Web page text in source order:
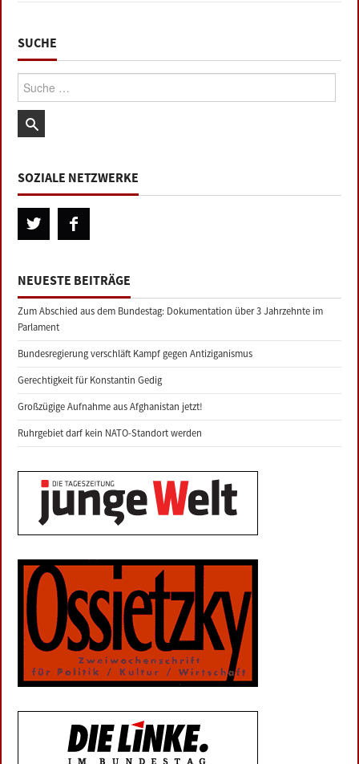
SUCHE
Suche:
SOZIALE NETZWERKE
NEUESTE BEITRÄGE
Zum Abschied aus dem Bundestag: Dokumentation über 3 Jahrzehnte im
Parlament
Bundesregierung verschläft Kampf gegen Antiziganismus
Gerechtigkeit für Konstantin Gedig
Großzügige Aufnahme aus Afghanistan jetzt!
Ruhrgebiet darf kein NATO-Standort werden